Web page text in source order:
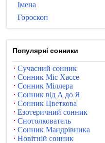
Імена
Гороскоп
Популярні сонники
Сучасний сонник
Сонник Міс Хассе
Сонник Міллера
Сонник від А до Я
Сонник Цветкова
Езотеричний сонник
Снотолкователь
Сонник Мандрівника
Новітній сонник